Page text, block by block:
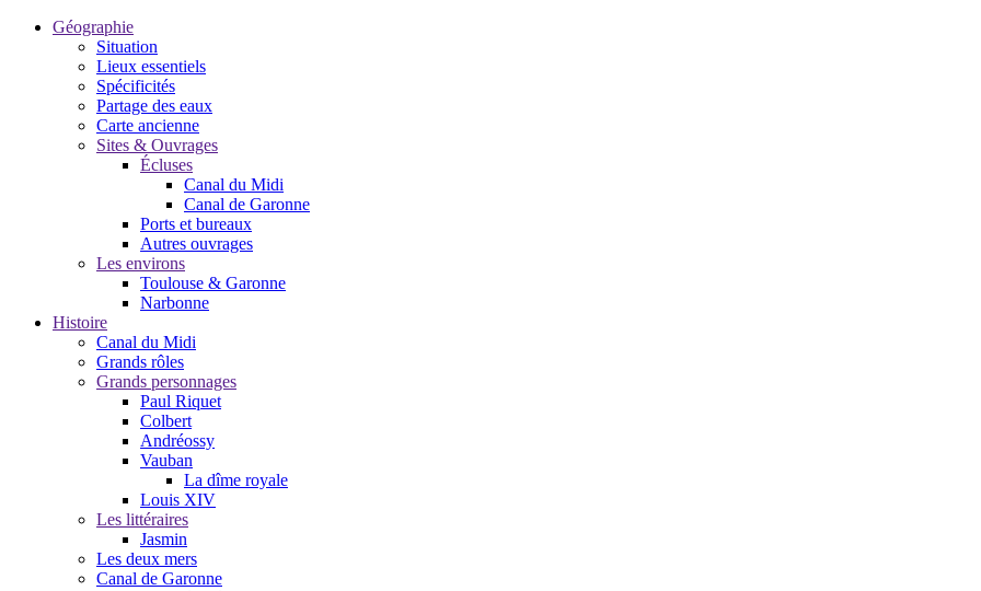
Géographie
Situation
Lieux essentiels
Spécificités
Partage des eaux
Carte ancienne
Sites & Ouvrages
Écluses
Canal du Midi
Canal de Garonne
Ports et bureaux
Autres ouvrages
Les environs
Toulouse & Garonne
Narbonne
Histoire
Canal du Midi
Grands rôles
Grands personnages
Paul Riquet
Colbert
Andréossy
Vauban
La dîme royale
Louis XIV
Les littéraires
Jasmin
Les deux mers
Canal de Garonne